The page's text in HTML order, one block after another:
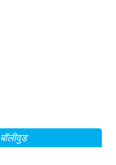
बॉलीवुड